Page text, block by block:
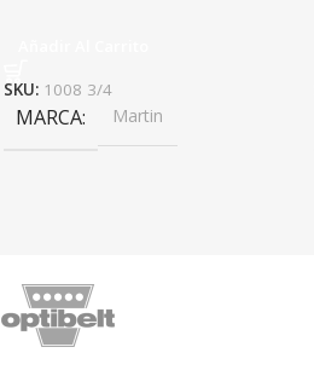
SKU: 1008 3/4
MARCA Martin